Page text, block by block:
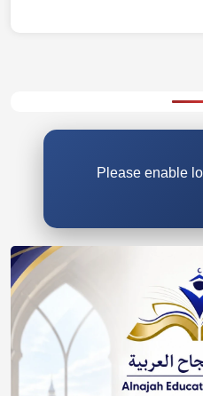
Please enable